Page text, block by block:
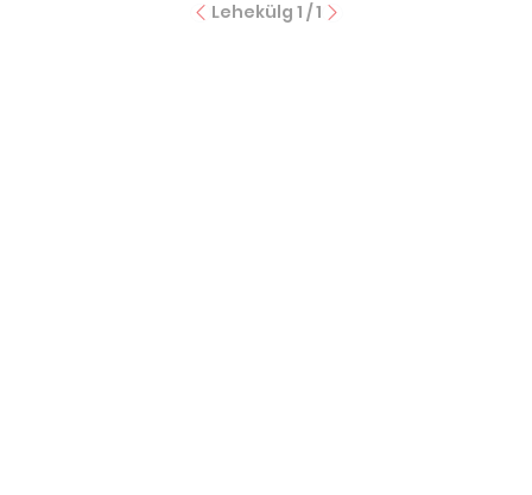
Lehekülg 1 /1